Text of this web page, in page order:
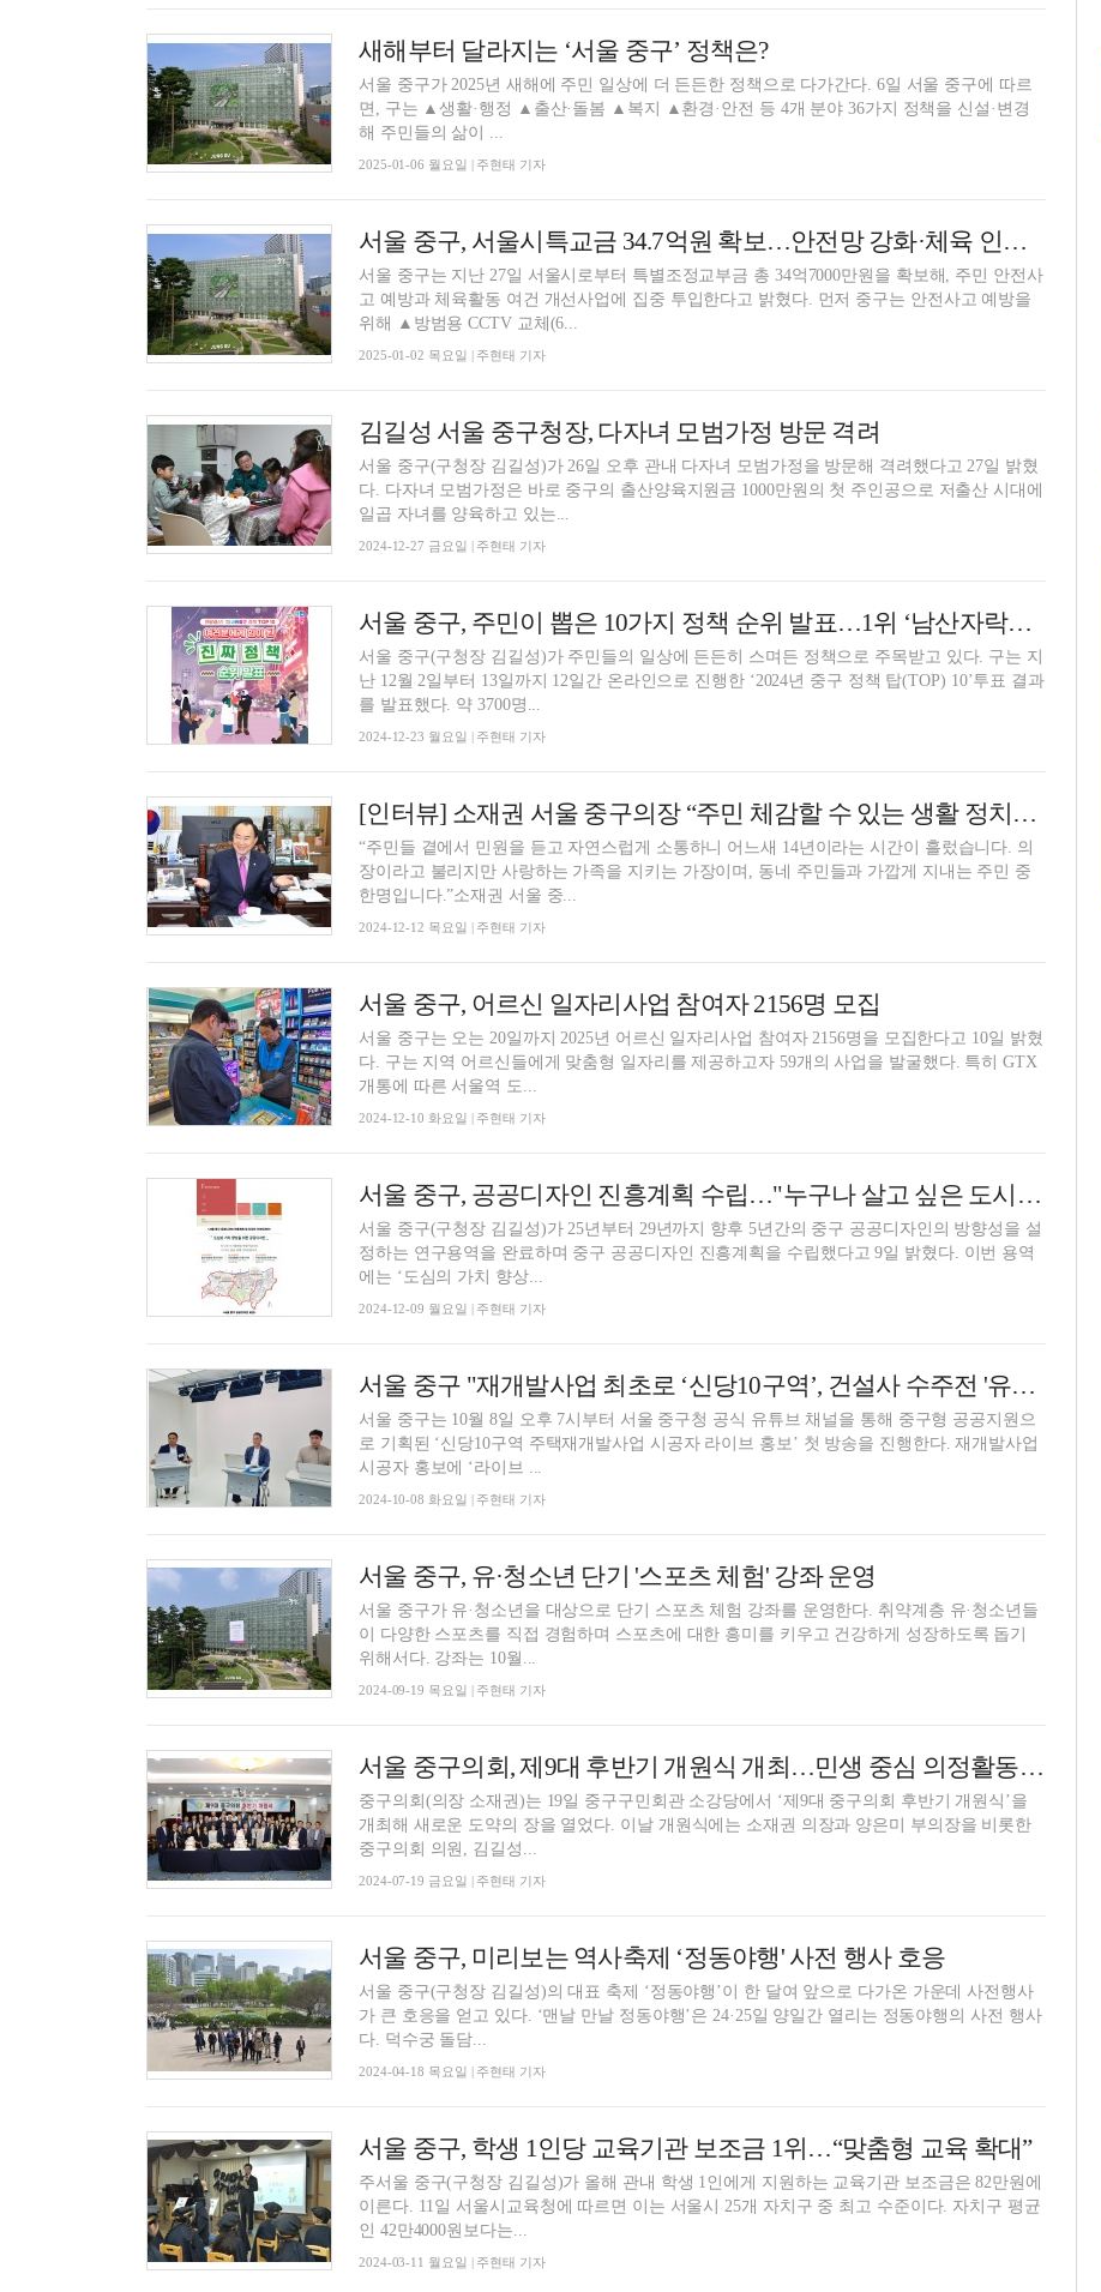
새해부터 달라지는 ‘서울 중구’ 정책은?
서울 중구가 2025년 새해에 주민 일상에 더 든든한 정책으로 다가간다. 6일 서울 중구에 따르
면, 구는 ▲생활·행정 ▲출산·돌봄 ▲복지 ▲환경·안전 등 4개 분야 36가지 정책을 신설·변경
해 주민들의 삶이 ...
2025-01-06 월요일 | 주현태 기자
서울 중구, 서울시특교금 34.7억원 확보…안전망 강화·체육 인프라에 집중
서울 중구는 지난 27일 서울시로부터 특별조정교부금 총 34억7000만원을 확보해, 주민 안전사
고 예방과 체육활동 여건 개선사업에 집중 투입한다고 밝혔다. 먼저 중구는 안전사고 예방을
위해 ▲방범용 CCTV 교체(6...
2025-01-02 목요일 | 주현태 기자
김길성 서울 중구청장, 다자녀 모범가정 방문 격려
서울 중구(구청장 김길성)가 26일 오후 관내 다자녀 모범가정을 방문해 격려했다고 27일 밝혔
다. 다자녀 모범가정은 바로 중구의 출산양육지원금 1000만원의 첫 주인공으로 저출산 시대에
일곱 자녀를 양육하고 있는...
2024-12-27 금요일 | 주현태 기자
서울 중구, 주민이 뽑은 10가지 정책 순위 발표…1위 ‘남산자락숲길’
서울 중구(구청장 김길성)가 주민들의 일상에 든든히 스며든 정책으로 주목받고 있다. 구는 지
난 12월 2일부터 13일까지 12일간 온라인으로 진행한 ‘2024년 중구 정책 탑(TOP) 10’투표 결과
를 발표했다. 약 3700명...
2024-12-23 월요일 | 주현태 기자
[인터뷰] 소재권 서울 중구의장 “주민 체감할 수 있는 생활 정치에 초점”
“주민들 곁에서 민원을 듣고 자연스럽게 소통하니 어느새 14년이라는 시간이 흘렀습니다. 의
장이라고 불리지만 사랑하는 가족을 지키는 가장이며, 동네 주민들과 가깝게 지내는 주민 중
한명입니다.”소재권 서울 중...
2024-12-12 목요일 | 주현태 기자
서울 중구, 어르신 일자리사업 참여자 2156명 모집
서울 중구는 오는 20일까지 2025년 어르신 일자리사업 참여자 2156명을 모집한다고 10일 밝혔
다. 구는 지역 어르신들에게 맞춤형 일자리를 제공하고자 59개의 사업을 발굴했다. 특히 GTX
개통에 따른 서울역 도...
2024-12-10 화요일 | 주현태 기자
서울 중구, 공공디자인 진흥계획 수립…"누구나 살고 싶은 도시로"
서울 중구(구청장 김길성)가 25년부터 29년까지 향후 5년간의 중구 공공디자인의 방향성을 설
정하는 연구용역을 완료하며 중구 공공디자인 진흥계획을 수립했다고 9일 밝혔다. 이번 용역
에는 ‘도심의 가치 향상...
2024-12-09 월요일 | 주현태 기자
서울 중구 "재개발사업 최초로 ‘신당10구역’, 건설사 수주전 '유튜브 라방' 진행"
서울 중구는 10월 8일 오후 7시부터 서울 중구청 공식 유튜브 채널을 통해 중구형 공공지원으
로 기획된 ‘신당10구역 주택재개발사업 시공자 라이브 홍보’ 첫 방송을 진행한다. 재개발사업
시공자 홍보에 ‘라이브 ...
2024-10-08 화요일 | 주현태 기자
서울 중구, 유·청소년 단기 '스포츠 체험' 강좌 운영
서울 중구가 유·청소년을 대상으로 단기 스포츠 체험 강좌를 운영한다. 취약계층 유·청소년들
이 다양한 스포츠를 직접 경험하며 스포츠에 대한 흥미를 키우고 건강하게 성장하도록 돕기
위해서다. 강좌는 10월...
2024-09-19 목요일 | 주현태 기자
서울 중구의회, 제9대 후반기 개원식 개최…민생 중심 의정활동 다짐
중구의회(의장 소재권)는 19일 중구구민회관 소강당에서 ‘제9대 중구의회 후반기 개원식’을
개최해 새로운 도약의 장을 열었다. 이날 개원식에는 소재권 의장과 양은미 부의장을 비롯한
중구의회 의원, 김길성...
2024-07-19 금요일 | 주현태 기자
서울 중구, 미리보는 역사축제 ‘정동야행' 사전 행사 호응
서울 중구(구청장 김길성)의 대표 축제 ‘정동야행’이 한 달여 앞으로 다가온 가운데 사전행사
가 큰 호응을 얻고 있다. ‘맨날 만날 정동야행’은 24·25일 양일간 열리는 정동야행의 사전 행사
다. 덕수궁 돌담...
2024-04-18 목요일 | 주현태 기자
서울 중구, 학생 1인당 교육기관 보조금 1위…“맞춤형 교육 확대”
주서울 중구(구청장 김길성)가 올해 관내 학생 1인에게 지원하는 교육기관 보조금은 82만원에
이른다. 11일 서울시교육청에 따르면 이는 서울시 25개 자치구 중 최고 수준이다. 자치구 평균
인 42만4000원보다는...
2024-03-11 월요일 | 주현태 기자